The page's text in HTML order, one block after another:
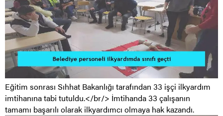
Eğitim sonrası Sıhhat Bakanlığı tarafından 33 işçi ilkyardım
imtihanına tabi tutuldu.</br/> İmtihanda 33 çalışanın
tamamı başarılı olarak ilkyardımcı olmaya hak kazandı.